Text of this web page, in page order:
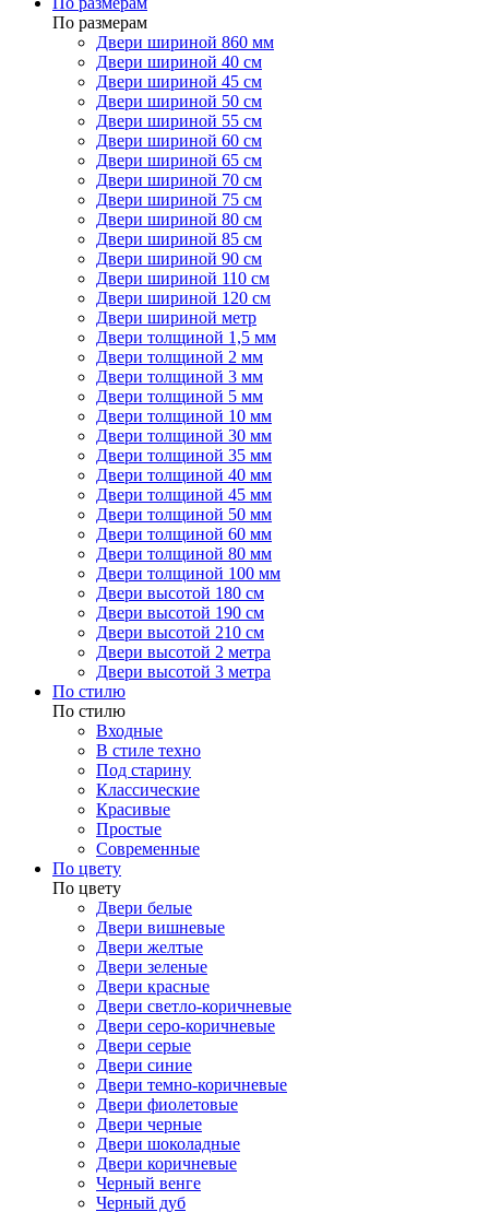
По размерам
Двери шириной 860 мм
Двери шириной 40 см
Двери шириной 45 см
Двери шириной 50 см
Двери шириной 55 см
Двери шириной 60 см
Двери шириной 65 см
Двери шириной 70 см
Двери шириной 75 см
Двери шириной 80 см
Двери шириной 85 см
Двери шириной 90 см
Двери шириной 110 см
Двери шириной 120 см
Двери шириной метр
Двери толщиной 1,5 мм
Двери толщиной 2 мм
Двери толщиной 3 мм
Двери толщиной 5 мм
Двери толщиной 10 мм
Двери толщиной 30 мм
Двери толщиной 35 мм
Двери толщиной 40 мм
Двери толщиной 45 мм
Двери толщиной 50 мм
Двери толщиной 60 мм
Двери толщиной 80 мм
Двери толщиной 100 мм
Двери высотой 180 см
Двери высотой 190 см
Двери высотой 210 см
Двери высотой 2 метра
Двери высотой 3 метра
По стилю
По стилю
Входные
В стиле техно
Под старину
Классические
Красивые
Простые
Современные
По цвету
По цвету
Двери белые
Двери вишневые
Двери желтые
Двери зеленые
Двери красные
Двери светло-коричневые
Двери серо-коричневые
Двери серые
Двери синие
Двери темно-коричневые
Двери фиолетовые
Двери черные
Двери шоколадные
Двери коричневые
Черный венге
Черный дуб